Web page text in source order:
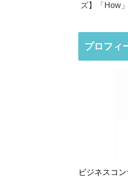
ズ】「How
プロフィ
ビジネスコ